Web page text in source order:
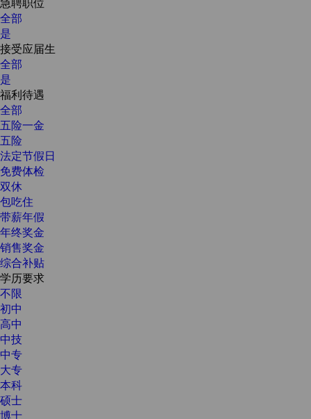
全部
是
接受应届生
全部
是
福利待遇
全部
五险一金
五险
法定节假日
免费体检
双休
包吃住
带薪年假
年终奖金
销售奖金
综合补贴
学历要求
不限
初中
高中
中技
中专
大专
本科
硕士
博士